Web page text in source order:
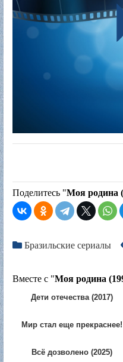
Поделитесь "Моя родина
Бразильские сериалы
Вместе с "Моя родина
Дети отечества (2017)
Мир стал еще прекраснее!
Всё дозволено (2025)